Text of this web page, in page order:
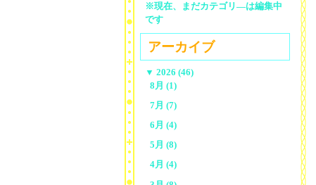
※現在、まだカテゴリ—は編集中
です
アーカイブ
▼ 2026 (46)
8月 (1)
7月 (7)
6月 (4)
5月 (8)
4月 (4)